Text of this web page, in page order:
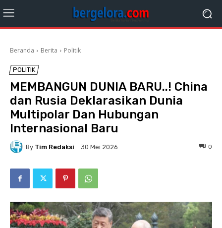
Beranda Berita Politik
POLITIK
MEMBANGUN DUNIA BARU..! China
dan Rusia Deklarasikan Dunia
Multipolar Dan Hubungan
Internasional Baru
By Tim Redaksi 30 Mei 2026 0